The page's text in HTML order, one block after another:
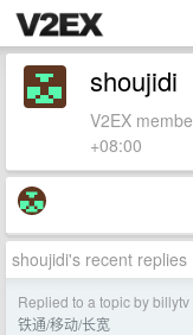
shoujidi
V2EX
+08:00
shoujidi's recent replies
Replied to a topic by billytv
铁通/移动/长宽